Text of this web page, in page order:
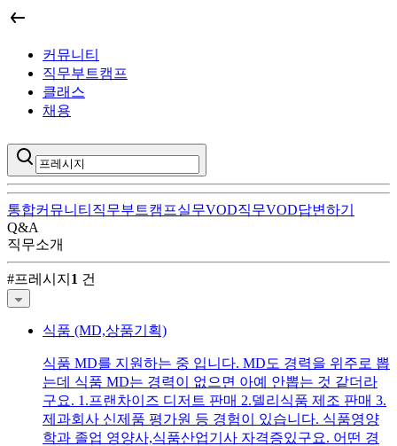
커뮤니티
직무부트캠프
클래스
채용
통합커뮤니티 직무부트캠프실무VOD직무VOD답변하기
프레시지
Q&A
직무소개
#프레시지 1 건
식품 (MD,상품기획)
식품 MD를 지원하는 중 입니다. MD도 경력을 위주로 뽑
는데 식품 MD는 경력이 없으면 아예 안뽑는 것 같더라
구요. 1.프랜차이즈 디저트 판매 2.델리식품 제조 판매 3.
제과회사 신제품 평가원 등 경험이 있습니다. 식품영양
학과 졸업 영양사,식품산업기사 자격증있구요. 어떤 경